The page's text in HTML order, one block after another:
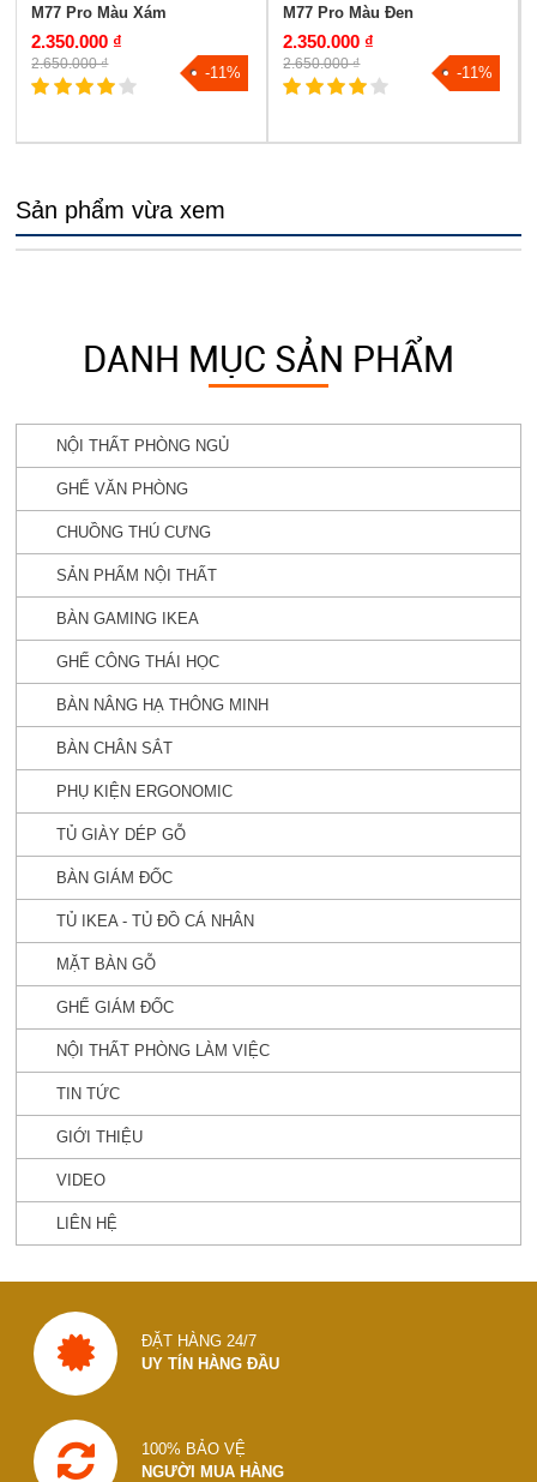
M77 Pro Màu Xám
2.350.000 ₫
2.650.000 ₫
-11%
M77 Pro Màu Đen
2.350.000 ₫
2.650.000 ₫
-11%
Sản phẩm vừa xem
DANH MỤC SẢN PHẨM
NỘI THẤT PHÒNG NGỦ
GHẾ VĂN PHÒNG
CHUỒNG THÚ CƯNG
SẢN PHẨM NỘI THẤT
BÀN GAMING IKEA
GHẾ CÔNG THÁI HỌC
BÀN NÂNG HẠ THÔNG MINH
BÀN CHÂN SẮT
PHỤ KIỆN ERGONOMIC
TỦ GIÀY DÉP GỖ
BÀN GIÁM ĐỐC
TỦ IKEA - TỦ ĐỒ CÁ NHÂN
MẶT BÀN GỖ
GHẾ GIÁM ĐỐC
NỘI THẤT PHÒNG LÀM VIỆC
TIN TỨC
GIỚI THIỆU
VIDEO
LIÊN HỆ
ĐẶT HÀNG 24/7
UY TÍN HÀNG ĐẦU
100% BẢO VỆ
NGƯỜI MUA HÀNG